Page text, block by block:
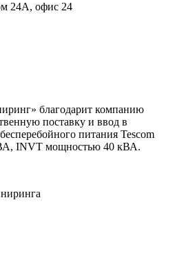
24А, офис 24
благодарит компанию
поставку и ввод в
питания Tescom
INVT мощностью 40 кВА.